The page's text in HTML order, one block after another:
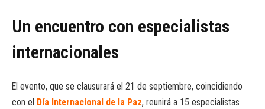
Un encuentro con especialistas
internacionales
El evento, que se clausurará el 21 de septiembre, coincidiendo
con el Día Internacional de la Paz, reunirá a 15 especialistas